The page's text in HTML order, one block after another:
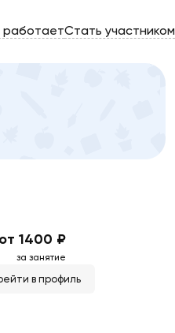
работаетСтать участником
от 1400 ₽
за занятие
в профиль